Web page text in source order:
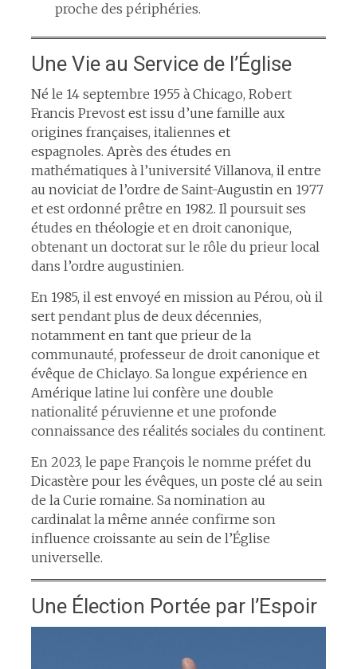
proche des périphéries.​
Une Vie au Service de l’Église
Né le 14 septembre 1955 à Chicago, Robert
Francis Prevost est issu d’une famille aux
origines françaises, italiennes et
espagnoles. Après des études en
mathématiques à l’université Villanova, il entre
au noviciat de l’ordre de Saint-Augustin en 1977
et est ordonné prêtre en 1982. Il poursuit ses
études en théologie et en droit canonique,
obtenant un doctorat sur le rôle du prieur local
dans l’ordre augustinien.​
En 1985, il est envoyé en mission au Pérou, où il
sert pendant plus de deux décennies,
notamment en tant que prieur de la
communauté, professeur de droit canonique et
évêque de Chiclayo. Sa longue expérience en
Amérique latine lui confère une double
nationalité péruvienne et une profonde
connaissance des réalités sociales du continent.​
En 2023, le pape François le nomme préfet du
Dicastère pour les évêques, un poste clé au sein
de la Curie romaine. Sa nomination au
cardinalat la même année confirme son
influence croissante au sein de l’Église
universelle.​
Une Élection Portée par l’Espoir